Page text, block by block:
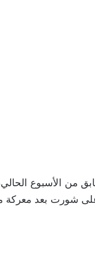
متفوقاً على شورت